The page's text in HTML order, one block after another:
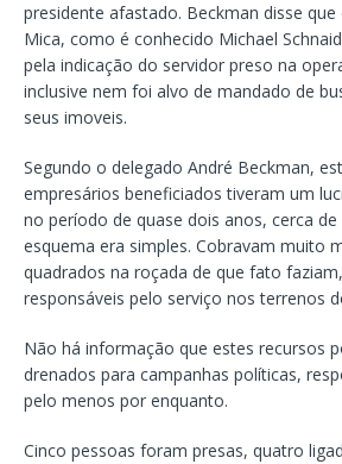
presidente afastado. Beckman disse
Mica, como é conhecido Michael
pela indicação do servidor preso na
inclusive nem foi alvo de mandado de
seus imoveis.
Segundo o delegado André Beckman,
empresários beneficiados tiveram um
no período de quase dois anos, cerca
esquema era simples. Cobravam muito
quadrados na roçada de que fato
responsáveis pelo serviço nos terrenos
Não há informação que estes recursos
drenados para campanhas políticas,
pelo menos por enquanto.
Cinco pessoas foram presas, quatro